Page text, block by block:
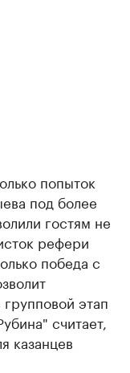
попыток
под более
гостям не
рефери
победа с
этап
считает,
казанцев